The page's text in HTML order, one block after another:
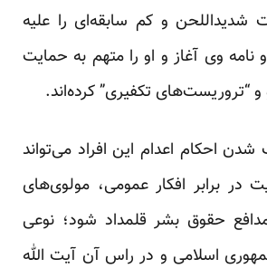
شدیداللحن و کم سابقه‌ای را علیه
نامه وی آغاز و او را متهم به حمایت
“تروریست‌های تکفیری” کرده‌اند.
احکام اعدام این افراد می‌تواند
در برابر افکار عمومی، مولوی‌های
حقوق بشر قلمداد شود؛ نوعی
اسلامی و در راس آن آیت الله